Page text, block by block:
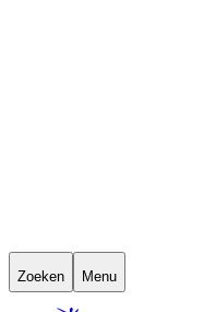
Zoeken Menu